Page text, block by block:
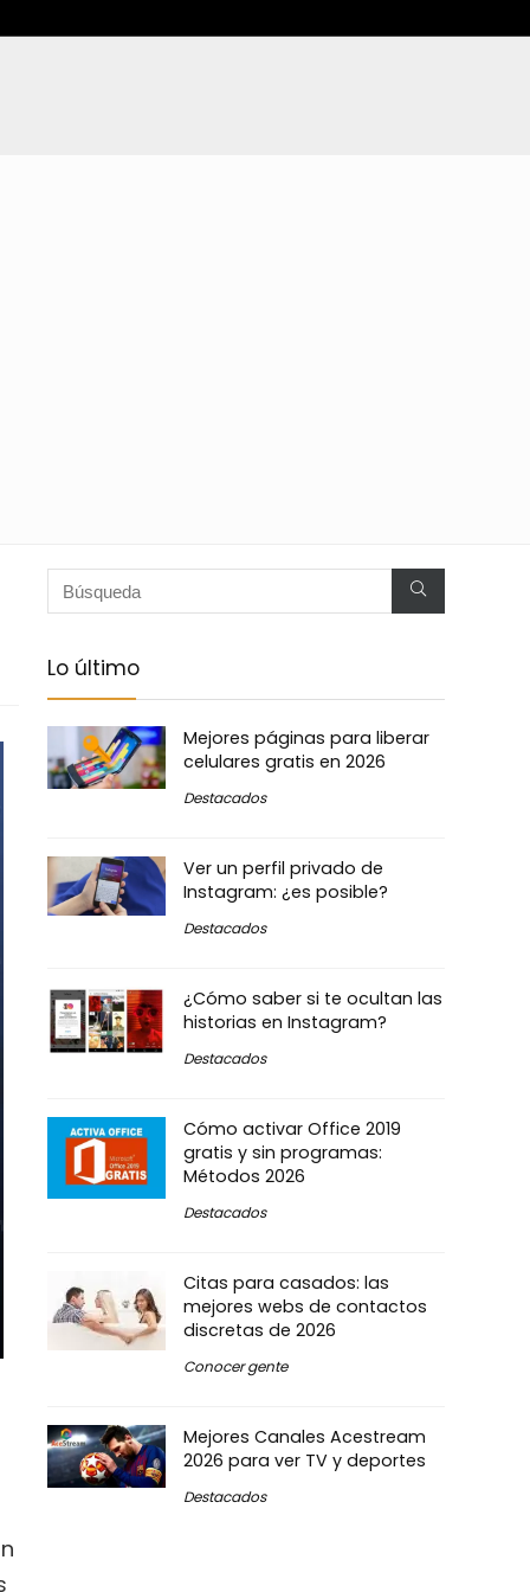
Lo último
Mejores páginas para liberar
celulares gratis en 2026
Destacados
Ver un perfil privado de
Instagram: ¿es posible?
Destacados
¿Cómo saber si te ocultan las
historias en Instagram?
Destacados
Cómo activar Office 2019
gratis y sin programas:
Métodos 2026
Destacados
Citas para casados: las
mejores webs de contactos
discretas de 2026
Conocer gente
Mejores Canales Acestream
2026 para ver TV y deportes
Destacados